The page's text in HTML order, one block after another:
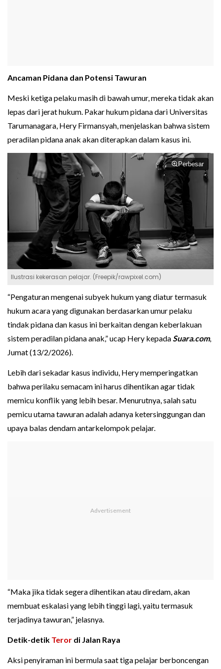
Ancaman Pidana dan Potensi Tawuran
Meski ketiga pelaku masih di bawah umur, mereka tidak akan
lepas dari jerat hukum. Pakar hukum pidana dari Universitas
Tarumanagara, Hery Firmansyah, menjelaskan bahwa sistem
peradilan pidana anak akan diterapkan dalam kasus ini.
Perbesar
Ilustrasi kekerasan pelajar. (Freepik/rawpixel.com)
“Pengaturan mengenai subyek hukum yang diatur termasuk
hukum acara yang digunakan berdasarkan umur pelaku
tindak pidana dan kasus ini berkaitan dengan keberlakuan
sistem peradilan pidana anak,” ucap Hery kepada Suara.com,
Jumat (13/2/2026).
Lebih dari sekadar kasus individu, Hery memperingatkan
bahwa perilaku semacam ini harus dihentikan agar tidak
memicu konflik yang lebih besar. Menurutnya, salah satu
pemicu utama tawuran adalah adanya ketersinggungan dan
upaya balas dendam antarkelompok pelajar.
“Maka jika tidak segera dihentikan atau diredam, akan
membuat eskalasi yang lebih tinggi lagi, yaitu termasuk
terjadinya tawuran,” jelasnya.
Detik-detik Teror di Jalan Raya
Aksi penyiraman ini bermula saat tiga pelajar berboncengan